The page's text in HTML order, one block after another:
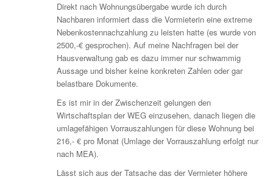
Direkt nach Wohnungsübergabe wurde ich durch
Nachbaren informiert dass die Vormieterin eine extreme
Nebenkostennachzahlung zu leisten hatte (es wurde von
2500,-€ gesprochen). Auf meine Nachfragen bei der
Hausverwaltung gab es dazu immer nur schwammig
Aussage und bisher keine konkreten Zahlen oder gar
belastbare Dokumente.
Es ist mir in der Zwischenzeit gelungen den
Wirtschaftsplan der WEG einzusehen, danach liegen die
umlagefähigen Vorrauszahlungen für diese Wohnung bei
216,- € pro Monat (Umlage der Vorrauszahlung erfolgt nur
nach MEA).
Lässt sich aus der Tatsache das der Vermieter höhere